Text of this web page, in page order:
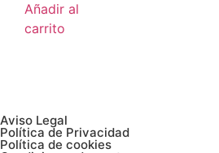
Añadir al
carrito
Aviso Legal
Política de Privacidad
Política de cookies